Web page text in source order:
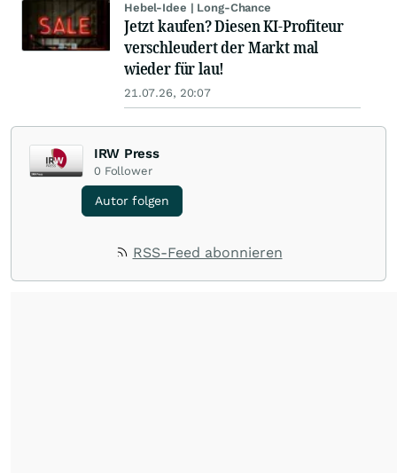
Hebel-Idee | Long-Chance
Jetzt kaufen? Diesen KI-Profiteur
verschleudert der Markt mal
wieder für lau!
21.07.26, 20:07
IRW Press
0 Follower
Autor folgen
RSS-Feed abonnieren